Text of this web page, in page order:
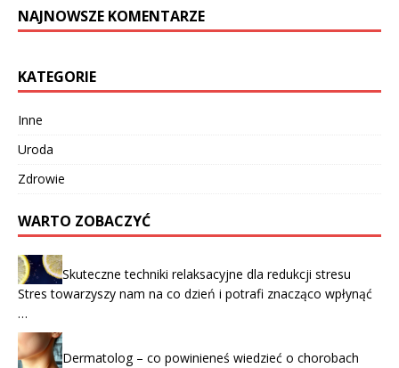
NAJNOWSZE KOMENTARZE
KATEGORIE
Inne
Uroda
Zdrowie
WARTO ZOBACZYĆ
Skuteczne techniki relaksacyjne dla redukcji stresu
Stres towarzyszy nam na co dzień i potrafi znacząco wpłynąć
…
Dermatolog – co powinieneś wiedzieć o chorobach